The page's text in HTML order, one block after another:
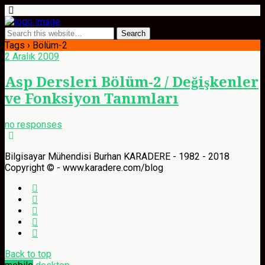
Tags › Bölüm-2
2 Aralık 2009
Asp Dersleri Bölüm-2 / Değişkenler
ve Fonksiyon Tanımları
no responses
Bilgisayar Mühendisi Burhan KARADERE - 1982 - 2018
Copyright © - www.karadere.com/blog
Back to top